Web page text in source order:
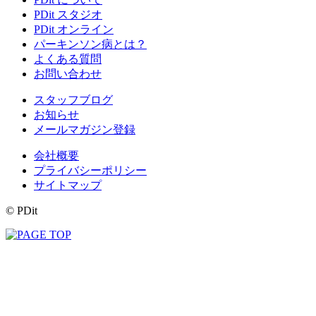
PDit スタジオ
PDit オンライン
パーキンソン病とは？
よくある質問
お問い合わせ
スタッフブログ
お知らせ
メールマガジン登録
会社概要
プライバシーポリシー
サイトマップ
© PDit